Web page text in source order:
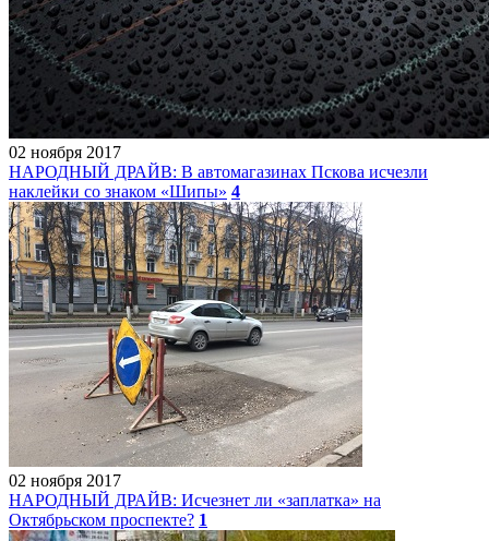
02 ноября 2017
НАРОДНЫЙ ДРАЙВ: В автомагазинах Пскова исчезли
наклейки со знаком «Шипы» 4
02 ноября 2017
НАРОДНЫЙ ДРАЙВ: Исчезнет ли «заплатка» на
Октябрьском проспекте? 1